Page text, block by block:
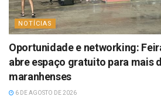
NOTÍCIAS
Oportunidade e networking:
abre espaço gratuito para mais
maranhenses
6 DE AGOSTO DE 2026